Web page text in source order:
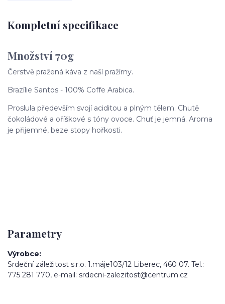
Kompletní specifikace
Množství 70g
Čerstvě pražená káva z naší pražírny.
Brazílie Santos - 100% Coffe Arabica.
Proslula především svojí aciditou a plným tělem. Chutě
čokoládové a oříškové s tóny ovoce. Chuť je jemná. Aroma
je přijemné, beze stopy hořkosti.
Parametry
Výrobce
Srdeční záležitost s.r.o. 1.máje103/12 Liberec, 460 07. Tel.:
775 281 770, e-mail: srdecni-zalezitost@centrum.cz